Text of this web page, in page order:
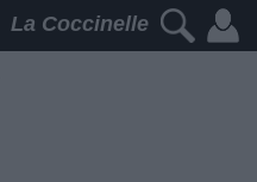
La Coccinelle